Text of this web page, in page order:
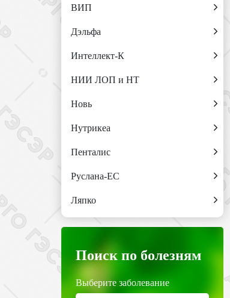
ВИП
Дэльфа
Интеллект-К
НИИ ЛОП и НТ
Новь
Нутрикеа
Пенталис
Руслана-ЕС
Ляпко
Поиск по болезням
Выберите заболевание